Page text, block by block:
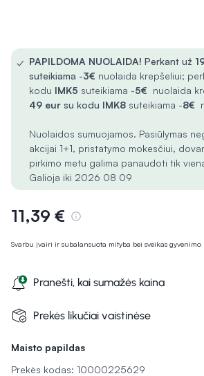
Maisto papildas
Prekės kodas: 10000225629
Svarbu įvairi ir subalansuota mityba bei sveikas gyvenimo
✓ PAPILDOMA NUOLAIDA! Perkant už
suteikiama -3€ nuolaida krepšeliui;
kodu IMK5 suteikiama -5€ nuolaida
49 eur su kodu IMK8 suteikiama -8€
Nuolaidos sumuojamos. Pasiūlymas
akcijai 1+1, pristatymo mokesčiui,
pirkimo metu galima panaudoti tik
Galioja iki 2026 08 09
11,39 €
Pranešti, kai sumažės kaina
Prekės likučiai vaistinėse